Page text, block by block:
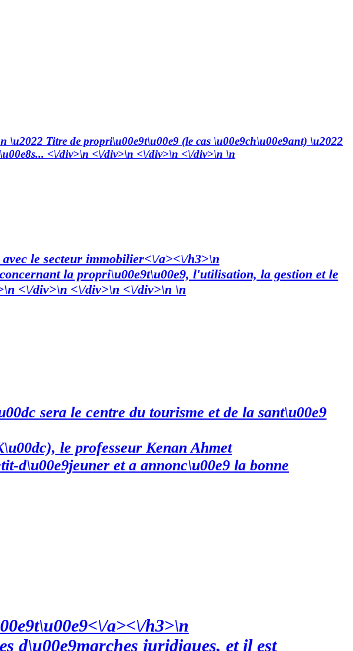
Titre de propri\u00e9t\u00e9 (le cas \u00e9ch\u00e9ant) \u2022
<\/div>\n <\/div>\n <\/div>\n <\/div>\n \n
le secteur immobilier<\/a><\/h3>\n
la propri\u00e9t\u00e9, l'utilisation, la gestion et le
<\/div>\n <\/div>\n <\/div>\n \n
sera le centre du tourisme et de la sant\u00e9
le professeur Kenan Ahmet
d\u00e9jeuner et a annonc\u00e9 la bonne
a><\/h3>\n
d\u00e9marches juridiques, et il est